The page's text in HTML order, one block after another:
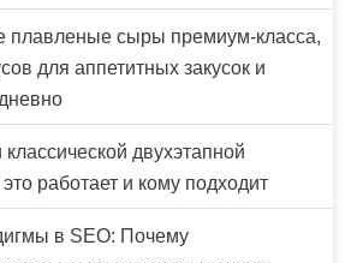
плавленые сыры премиум-класса,
для аппетитных закусок и
двухэтапной
работает и кому подходит
в SEO: Почему